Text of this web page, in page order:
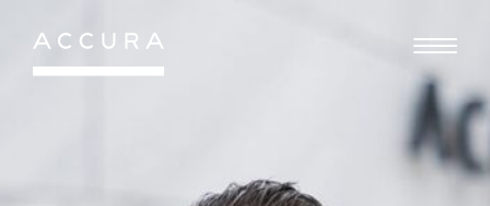
Gå
indhold